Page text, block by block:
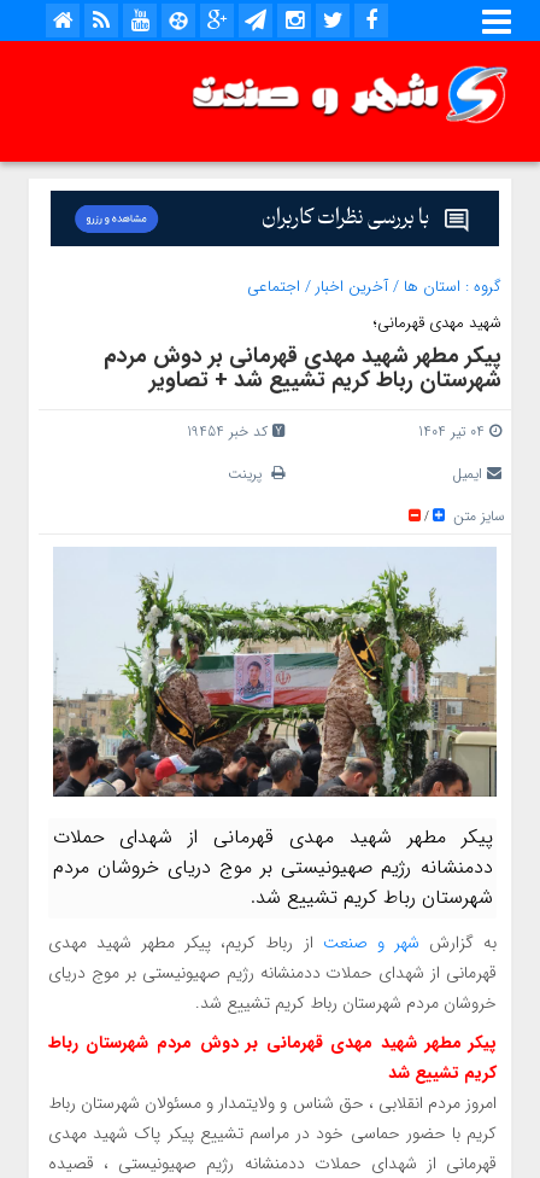
گروه : استان ها /آخرین اخبار / اجتماعی
شهید مهدی قهرمانی؛
پیکر مطهر شهید مهدی قهرمانی بر دوش مردم
شهرستان رباط کریم تشییع شد + تصاویر
04 تیر 1404
کد خبر 19454
ایمیل
پرینت
سایز متن
/
پیکر مطهر شهید مهدی قهرمانی از شهدای حملات
ددمنشانه رژیم صهیونیستی بر موج دریای خروشان مردم
شهرستان رباط کریم تشییع شد.
به گزارش شهر و صنعت از رباط کریم، پیکر مطهر شهید مهدی
قهرمانی از شهدای حملات ددمنشانه رژیم صهیونیستی بر موج دریای
خروشان مردم شهرستان رباط کریم تشییع شد.
پیکر مطهر شهید مهدی قهرمانی بر دوش مردم شهرستان رباط
کریم تشییع شد
امروز مردم انقلابی ، حق شناس و ولایتمدار و مسئولان شهرستان رباط
کریم با حضور حماسی خود در مراسم تشییع پیکر پاک شهید مهدی
قهرمانی از شهدای حملات ددمنشانه رژیم صهیونیستی ، قصیده